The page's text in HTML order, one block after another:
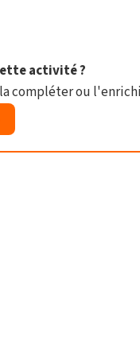
activité ?
compléter ou